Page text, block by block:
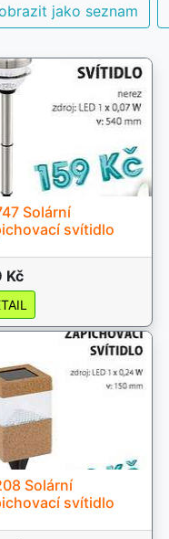
jako seznam
Solární
svítidlo
Kč
Solární
svítidlo